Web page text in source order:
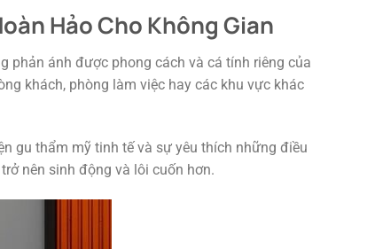
Hảo Cho Không Gian
phản ánh được phong cách và cá tính riêng của
khách, phòng làm việc hay các khu vực khác
gu thẩm mỹ tinh tế và sự yêu thích những điều
nên sinh động và lôi cuốn hơn.